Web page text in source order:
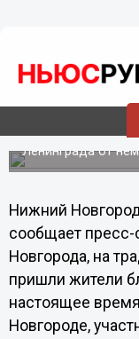
жителями
состоялась
Новгорода
Начальник
Галина Гуренко
посвященное 70-
Ленинграда от
Нижний
сообщает
Новгорода, на
пришли жители
настоящее
Новгороде,